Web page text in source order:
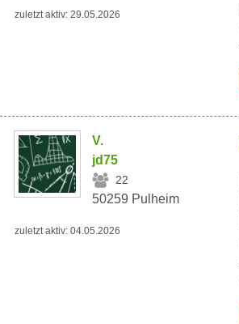
zuletzt aktiv: 29.05.2026
V.
jd75
22
50259 Pulheim
zuletzt aktiv: 04.05.2026